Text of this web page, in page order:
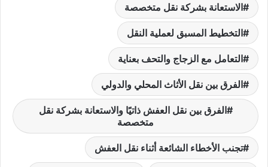
الاستعانة بشركة نقل متخصصة
التخطيط المسبق لعملية النقل
التعامل مع الزجاج والتحف بعناية
الفرق بين نقل الأثاث المحلي والدولي
الفرق بين نقل العفش ذاتيًا والاستعانة بشركة نقل
متخصصة
تجنب الأخطاء الشائعة أثناء نقل العفش